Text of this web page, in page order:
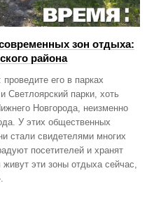
зон отдыха:
района
его в парках
Светлоярский парки, хоть
Новгорода, неизменно
У этих общественных
стали свидетелями многих
посетителей и хранят
эти зоны отдыха сейчас,